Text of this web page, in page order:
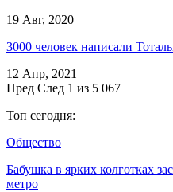
19 Авг, 2020
3000 человек написали
12 Апр, 2021
Пред След 1 из 5 067
Топ сегодня:
Общество
Бабушка в ярких колготках
метро